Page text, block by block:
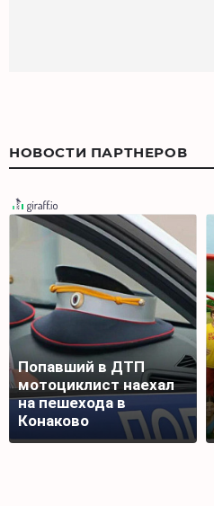
НОВОСТИ ПАРТНЕРОВ
Попавший в ДТП
мотоциклист наехал
на пешехода в
Конаково